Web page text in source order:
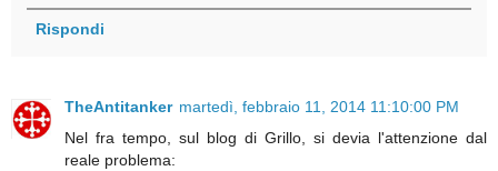
Rispondi
TheAntitanker martedì, febbraio 11, 2014 11:10:00 PM
Nel fra tempo, sul blog di Grillo, si devia l'attenzione dal
reale problema: